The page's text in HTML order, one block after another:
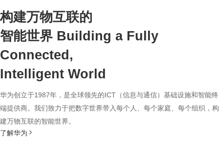
构建万物互联的
智能世界 Building a Fully
Connected,
Intelligent World
华为创立于1987年，是全球领先的ICT（信息与通信）基础设施和智能终
端提供商。我们致力于把数字世界带入每个人、每个家庭、每个组织，构
建万物互联的智能世界。
了解华为